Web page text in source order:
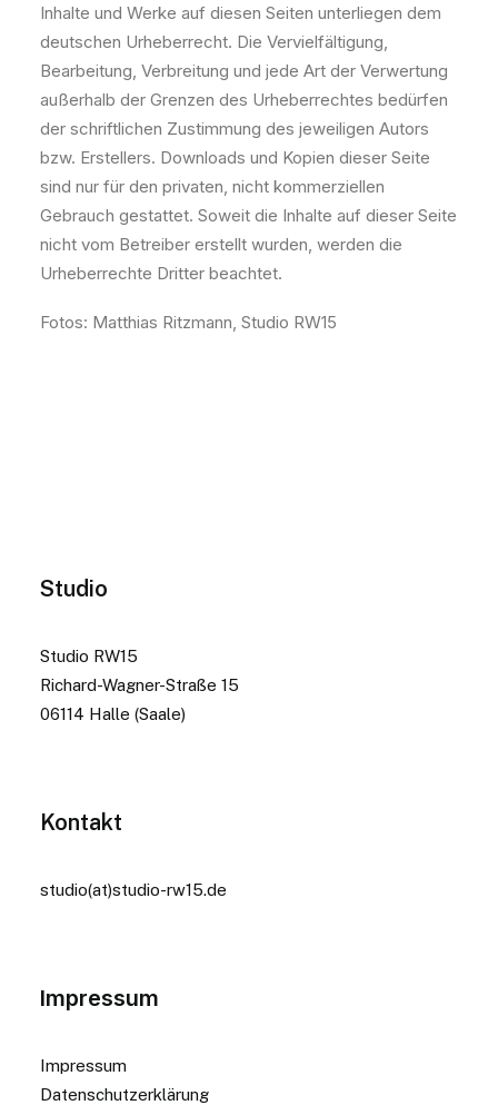
Inhalte und Werke auf diesen Seiten unterliegen dem
deutschen Urheberrecht. Die Vervielfältigung,
Bearbeitung, Verbreitung und jede Art der Verwertung
außerhalb der Grenzen des Urheberrechtes bedürfen
der schriftlichen Zustimmung des jeweiligen Autors
bzw. Erstellers. Downloads und Kopien dieser Seite
sind nur für den privaten, nicht kommerziellen
Gebrauch gestattet. Soweit die Inhalte auf dieser Seite
nicht vom Betreiber erstellt wurden, werden die
Urheberrechte Dritter beachtet.
Fotos: Matthias Ritzmann, Studio RW15
Studio
Studio RW15
Richard-Wagner-Straße 15
06114 Halle (Saale)
Kontakt
studio(at)studio-rw15.de
Impressum
Impressum
Datenschutzerklärung